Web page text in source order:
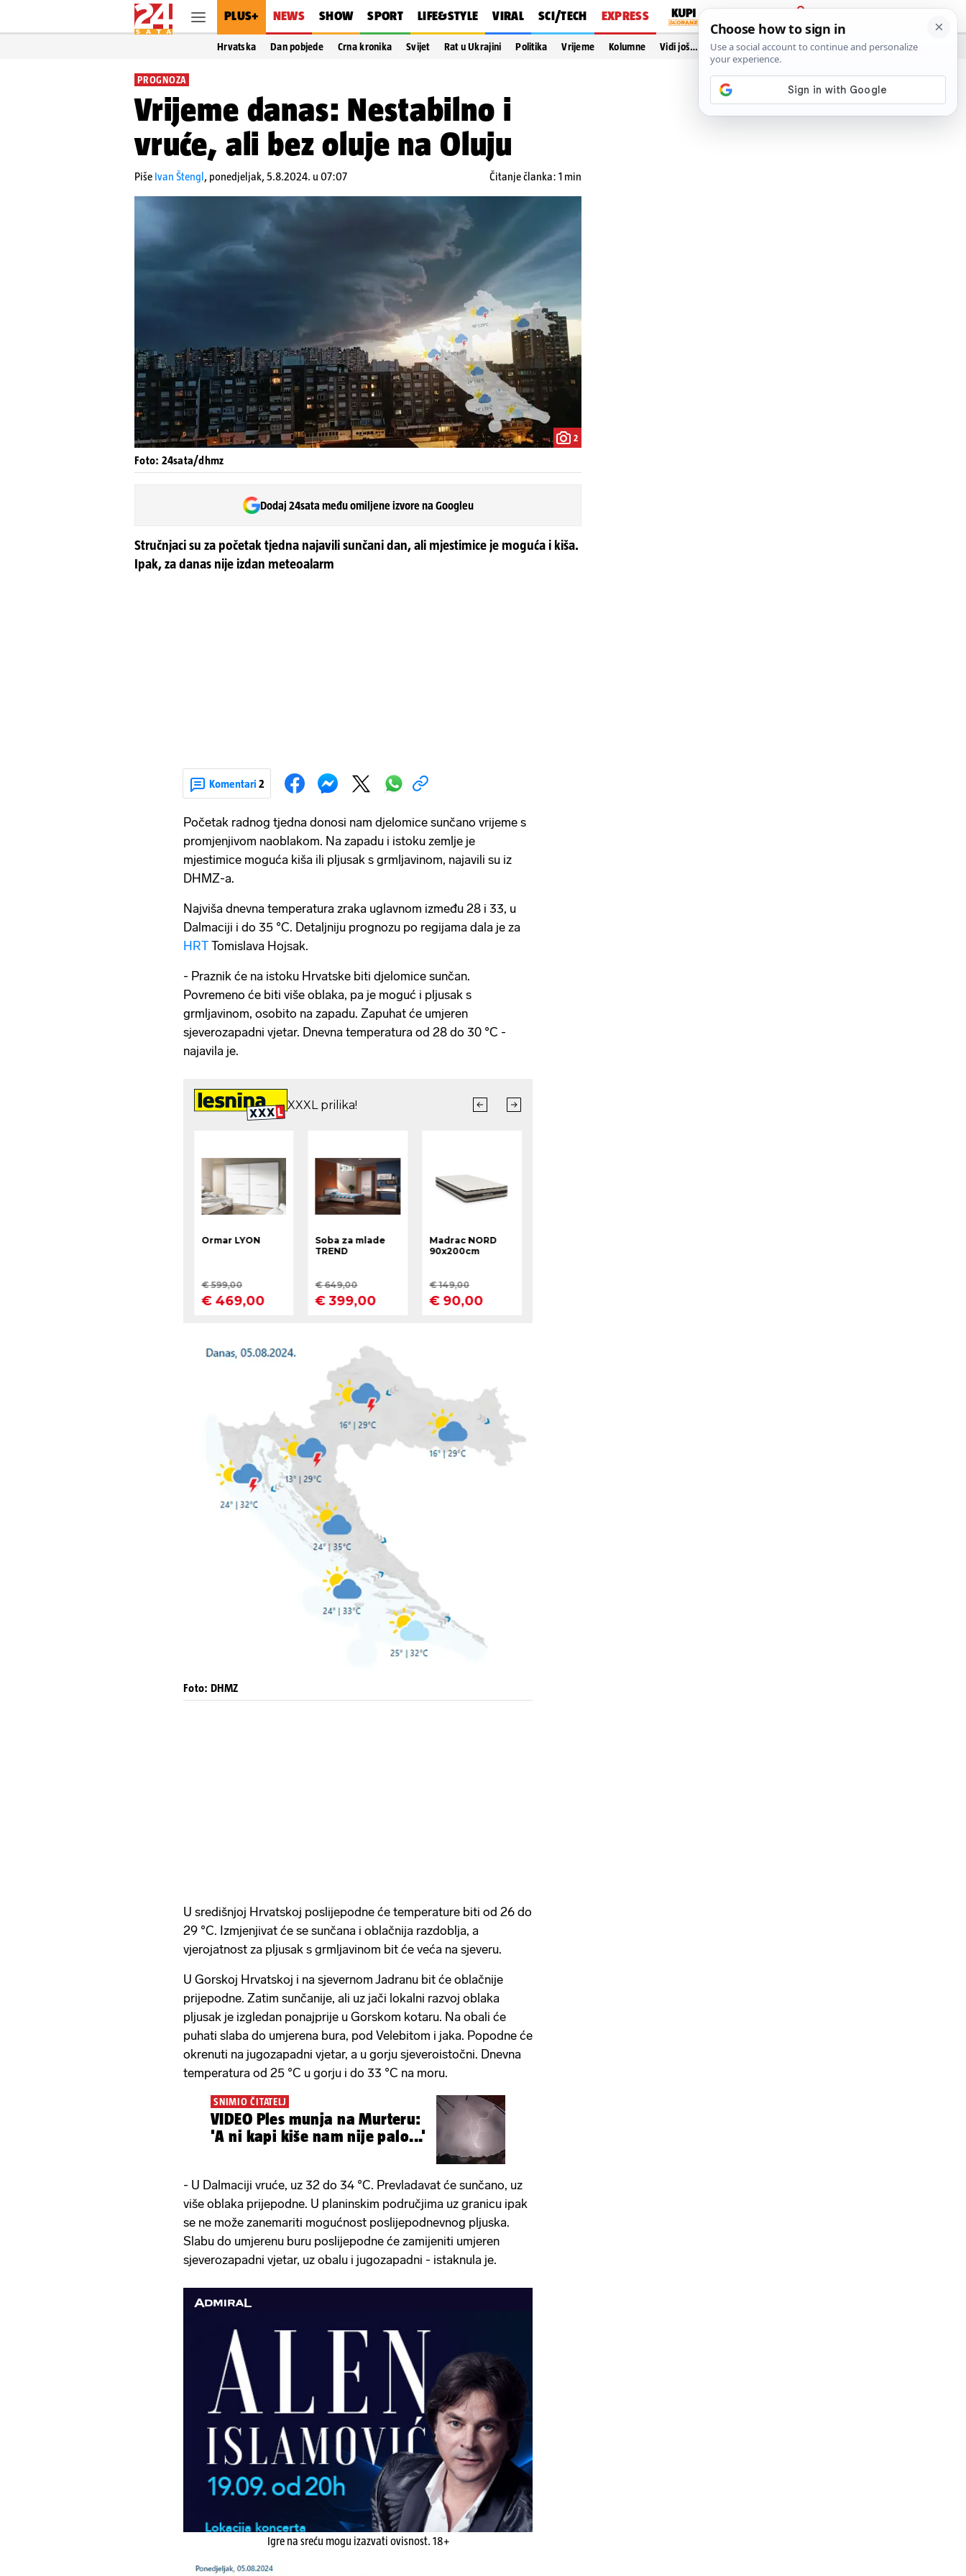
PLUS+ NEWS SHOW SPORT LIFE&STYLE VIRAL SCI/TECH EXPRESS
PRIJAVA
Hrvatska Dan pobjede Crna kronika Svijet Rat u Ukrajini Politika Vrijeme Kolumne Vidi još…
PROGNOZA
Vrijeme danas: Nestabilno i
vruće, ali bez oluje na Oluju
Piše Ivan Štengl, ponedjeljak, 5.8.2024. u 07:07 Čitanje članka: 1 min
2
Foto: 24sata/dhmz
Dodaj 24sata među omiljene izvore na Googleu
Stručnjaci su za početak tjedna najavili sunčani dan, ali mjestimice je moguća i kiša.
Ipak, za danas nije izdan meteoalarm
Komentari 2
Početak radnog tjedna donosi nam djelomice sunčano vrijeme s
promjenjivom naoblakom. Na zapadu i istoku zemlje je
mjestimice moguća kiša ili pljusak s grmljavinom, najavili su iz
DHMZ-a.
Najviša dnevna temperatura zraka uglavnom između 28 i 33, u
Dalmaciji i do 35 °C. Detaljniju prognozu po regijama dala je za
HRT Tomislava Hojsak.
- Praznik će na istoku Hrvatske biti djelomice sunčan.
Povremeno će biti više oblaka, pa je moguć i pljusak s
grmljavinom, osobito na zapadu. Zapuhat će umjeren
sjeverozapadni vjetar. Dnevna temperatura od 28 do 30 °C -
najavila je.
Foto: DHMZ
U središnjoj Hrvatskoj poslijepodne će temperature biti od 26 do
29 °C. Izmjenjivat će se sunčana i oblačnija razdoblja, a
vjerojatnost za pljusak s grmljavinom bit će veća na sjeveru.
U Gorskoj Hrvatskoj i na sjevernom Jadranu bit će oblačnije
prijepodne. Zatim sunčanije, ali uz jači lokalni razvoj oblaka
pljusak je izgledan ponajprije u Gorskom kotaru. Na obali će
puhati slaba do umjerena bura, pod Velebitom i jaka. Popodne će
okrenuti na jugozapadni vjetar, a u gorju sjeveroistočni. Dnevna
temperatura od 25 °C u gorju i do 33 °C na moru.
SNIMIO ČITATELJ
VIDEO Ples munja na Murteru:
'A ni kapi kiše nam nije palo...'
- U Dalmaciji vruće, uz 32 do 34 °C. Prevladavat će sunčano, uz
više oblaka prijepodne. U planinskim područjima uz granicu ipak
se ne može zanemariti mogućnost poslijepodnevnog pljuska.
Slabu do umjerenu buru poslijepodne će zamijeniti umjeren
sjeverozapadni vjetar, uz obalu i jugozapadni - istaknula je.
Igre na sreću mogu izazvati ovisnost. 18+